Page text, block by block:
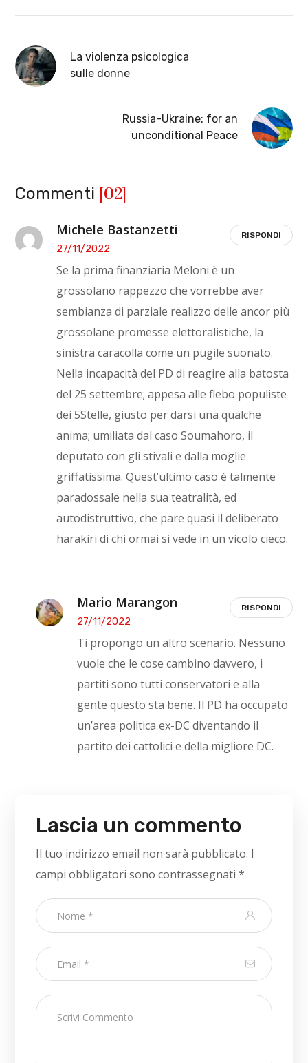
La violenza psicologica
sulle donne
Russia-Ukraine: for an
unconditional Peace
Commenti [02]
Michele Bastanzetti
27/11/2022
Se la prima finanziaria Meloni è un
grossolano rappezzo che vorrebbe aver
sembianza di parziale realizzo delle ancor più
grossolane promesse elettoralistiche, la
sinistra caracolla come un pugile suonato.
Nella incapacità del PD di reagire alla batosta
del 25 settembre; appesa alle flebo populiste
dei 5Stelle, giusto per darsi una qualche
anima; umiliata dal caso Soumahoro, il
deputato con gli stivali e dalla moglie
griffatissima. Quest’ultimo caso è talmente
paradossale nella sua teatralità, ed
autodistruttivo, che pare quasi il deliberato
harakiri di chi ormai si vede in un vicolo cieco.
RISPONDI
Mario Marangon
27/11/2022
Ti propongo un altro scenario. Nessuno
vuole che le cose cambino davvero, i
partiti sono tutti conservatori e alla
gente questo sta bene. Il PD ha occupato
un’area politica ex-DC diventando il
partito dei cattolici e della migliore DC.
RISPONDI
Lascia un commento
Il tuo indirizzo email non sarà pubblicato. I
campi obbligatori sono contrassegnati*